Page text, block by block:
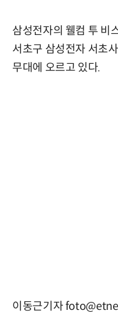
삼성전자의 웰컴 투 비
서초구 삼성전자 서초
무대에 오르고 있다.
이동근기자